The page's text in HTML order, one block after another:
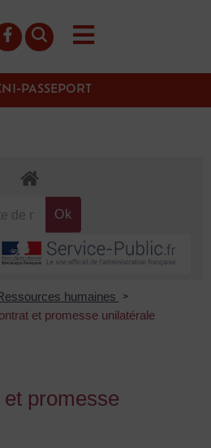
PASSEPORT
humaines >
et promesse unilatérale
promesse